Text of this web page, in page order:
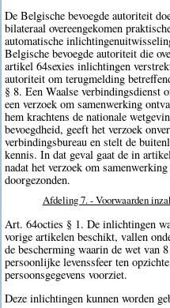
De Belgische bevoegde autoriteit
bilateraal overeengekomen
automatische
Belgische bevoegde autoriteit die
artikel 64sexies inlichtingen
autoriteit om terugmelding
§ 8. Een Waalse verbindingsdienst
een verzoek om samenwerking
hem krachtens de nationale
bevoegdheid, geeft het verzoek
verbindingsbureau en stelt de
kennis. In dat geval gaat de in
nadat het verzoek om
doorgezonden.
Afdeling 7. - Voorwaarden
Art. 64octies § 1. De inlichtingen
vorige artikelen beschikt, vallen
de bescherming waarin de wet van
persoonlijke levenssfeer ten
persoonsgegevens voorziet.
Deze inlichtingen kunnen worden